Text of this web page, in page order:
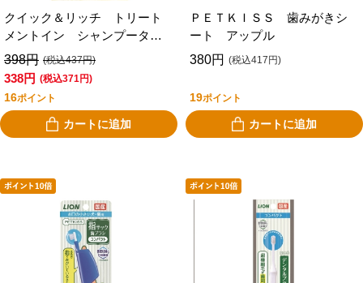
クイック＆リッチ トリート
メントイン シャンプータオ
ル 愛犬用 リフレッシュサ
ボン
398円 (税込437円)
338円 (税込371円)
16ポイント
カートに追加
ＰＥＴＫＩＳＳ 歯みがきシ
ート アップル
380円 (税込417円)
19ポイント
カートに追加